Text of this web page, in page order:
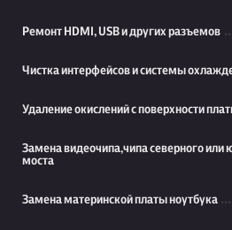
Ремонт HDMI, USB и других разъемов
Чистка интерфейсов и системы
Удаление окислений с поверхности
Замена видеочипа,чипа северного или
моста
Замена материнской платы ноутбука